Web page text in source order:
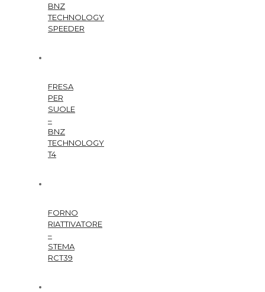
BNZ
TECHNOLOGY
SPEEDER
FRESA
PER
SUOLE
–
BNZ
TECHNOLOGY
T4
FORNO
RIATTIVATORE
–
STEMA
RCT39